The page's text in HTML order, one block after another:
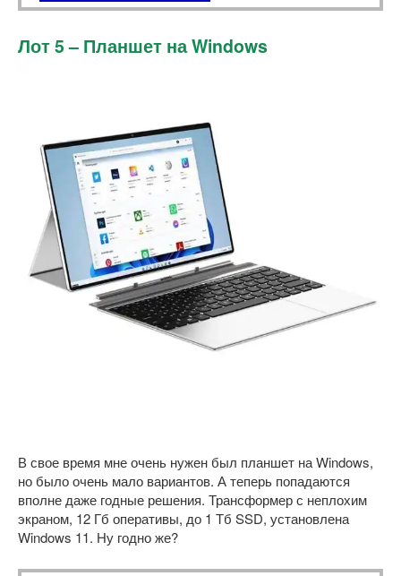
Лот 5 – Планшет на Windows
В свое время мне очень нужен был планшет на Windows,
но было очень мало вариантов. А теперь попадаются
вполне даже годные решения. Трансформер с неплохим
экраном, 12 Гб оперативы, до 1 Тб SSD, установлена
Windows 11. Ну годно же?